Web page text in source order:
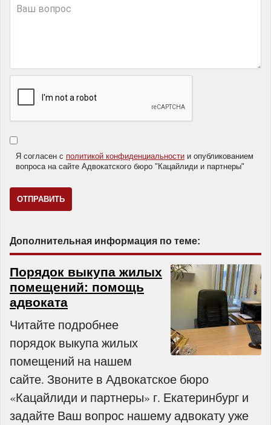
Я согласен с политикой конфиденциальности и опубликованием
вопроса на сайте Адвокатского бюро "Кацайлиди и партнеры"
Дополнительная информация по теме:
Порядок выкупа жилых
помещений: помощь
адвоката
Читайте подробнее
порядок выкупа жилых
помещений на нашем
сайте. Звоните в Адвокатское бюро
«Кацайлиди и партнеры» г. Екатеринбург и
задайте Ваш вопрос нашему адвокату уже